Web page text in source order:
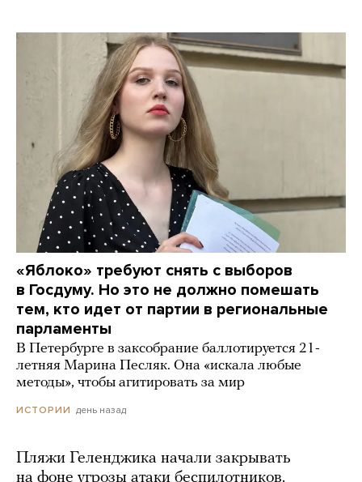
«Яблоко» требуют снять с выборов
в Госдуму. Но это не должно помешать
тем, кто идет от партии в региональные
парламенты
В Петербурге в заксобрание баллотируется 21-
летняя Марина Песляк. Она «искала любые
методы», чтобы агитировать за мир
ИСТОРИИ день назад
Пляжи Геленджика начали закрывать
на фоне угрозы атаки беспилотников.